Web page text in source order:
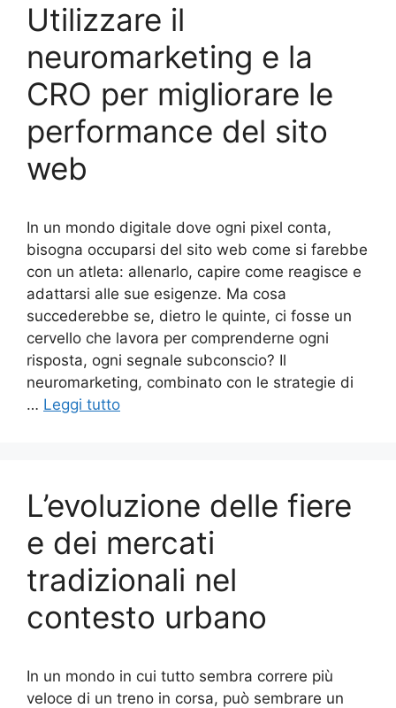
Utilizzare il
neuromarketing e la
CRO per migliorare le
performance del sito
web
In un mondo digitale dove ogni pixel conta,
bisogna occuparsi del sito web come si farebbe
con un atleta: allenarlo, capire come reagisce e
adattarsi alle sue esigenze. Ma cosa
succederebbe se, dietro le quinte, ci fosse un
cervello che lavora per comprenderne ogni
risposta, ogni segnale subconscio? Il
neuromarketing, combinato con le strategie di
… Leggi tutto
L’evoluzione delle fiere
e dei mercati
tradizionali nel
contesto urbano
In un mondo in cui tutto sembra correre più
veloce di un treno in corsa, può sembrare un